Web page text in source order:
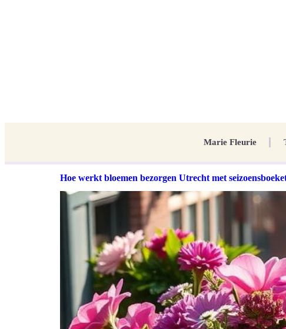
Marie Fleurie
Hoe werkt bloemen bezorgen Utrecht met